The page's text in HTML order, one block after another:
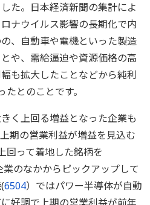
た。日本経済新聞の集計によ
ナウイルス影響の長期化で内
、自動車や電機といった製造
や、需給逼迫や資源価格の高
も拡大したことなどから純利
とのことです。
く上回る増益となった企業も
期の営業利益が増益を見込む
回って着地した銘柄を
のなかからピックアップして
6504）ではパワー半導体が自動